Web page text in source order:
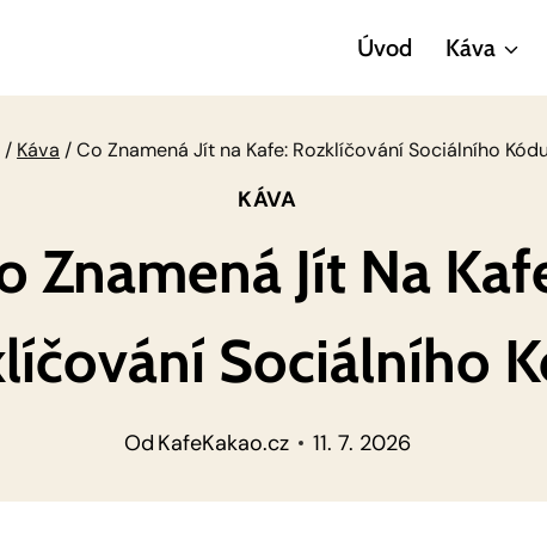
Úvod Káva
/ Káva /Co Znamená Jít na Kafe: Rozklíčování Sociálního
KÁVA
Znamená Jít Na
Sociálního
Od KafeKakao.cz 11. 7. 2026